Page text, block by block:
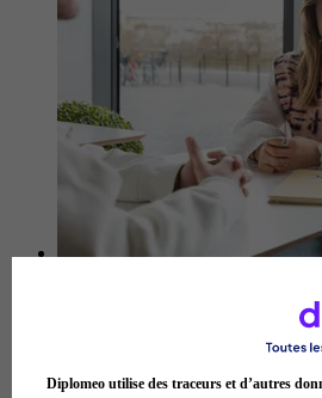
Nantes
Diplomeo utilise des traceurs et d’autres